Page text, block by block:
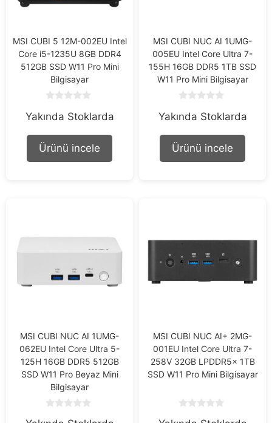
MSI CUBI 5 12M-002EU Intel
Core i5-1235U 8GB DDR4
512GB SSD W11 Pro Mini
Bilgisayar
o
t
f
Yakında Stoklarda
Ürünü incele
MSI CUBI NUC AI 1UMG-
005EU Intel Core Ultra 7-
155H 16GB DDR5 1TB SSD
W11 Pro Mini Bilgisayar
o
t
f
Yakında Stoklarda
Ürünü incele
MSI CUBI NUC AI 1UMG-
062EU Intel Core Ultra 5-
125H 16GB DDR5 512GB
SSD W11 Pro Beyaz Mini
Bilgisayar
MSI CUBI NUC AI+ 2MG-
001EU Intel Core Ultra 7-
258V 32GB LPDDR5x 1TB
SSD W11 Pro Mini Bilgisayar